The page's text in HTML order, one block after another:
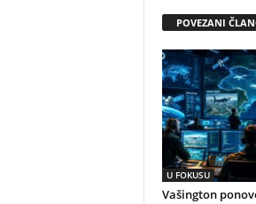
POVEZANI
U FOKUSU
Vašington